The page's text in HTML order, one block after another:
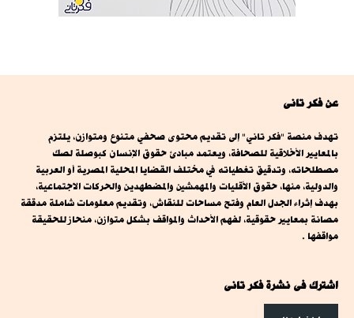
عن فكر تانى
تهدف منصة "فكر تاني" إلى تقديم محتوى صحفي متنوع ومتوازن، يلتزم
بالمعايير الأخلاقية للصحافة، ويعتمد مبادئ حقوق الإنسان كبوصلة لصك
مصطلحاته، وتدقيق تغطياته في مختلف القضايا المحلية المصرية أو العربية
والدولية، منها، حقوق الأقليات والمهمشين والمضطهدين والحركات الاجتماعية،
بهدف إثراء الجدل العام وفتح مساحات للنقاش، وتقديم معلومات شاملة مدققة
مصانة بمعايير حقوقية، لفهم الأحداث والمواقف بشكل متوازن، منحاز للحقيقة
مواقفها .
اشترك فى نشرة فكر تانى